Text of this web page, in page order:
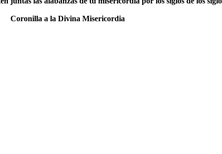
Coronilla a la Divina Misericordia